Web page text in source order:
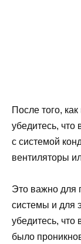
После того,
убедитесь, что
с системой
вентиляторы
Это важно для
системы и для
убедитесь, что
было